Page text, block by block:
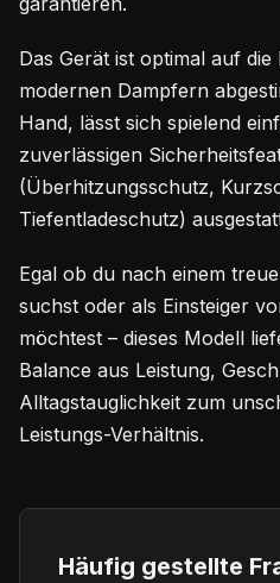
Das Gerät ist optimal auf
modernen Dampfern
Hand, lässt sich spielend
zuverlässigen
(Überhitzungsschutz,
Tiefentladeschutz)
Egal ob du nach einem
suchst oder als Einsteiger
möchtest – dieses Modell
Balance aus Leistung,
Alltagstauglichkeit zum
Leistungs-Verhältnis.
Häufig gestellte